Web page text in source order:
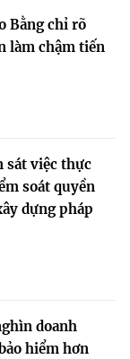
Bằng chỉ rõ
làm chậm tiến
sát việc thực
soát quyền
dựng pháp
doanh
hiểm hơn